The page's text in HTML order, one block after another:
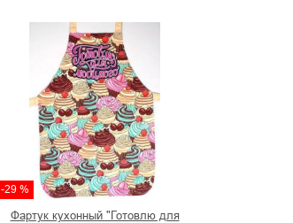
-29 %
Фартук кухонный "Готовлю для